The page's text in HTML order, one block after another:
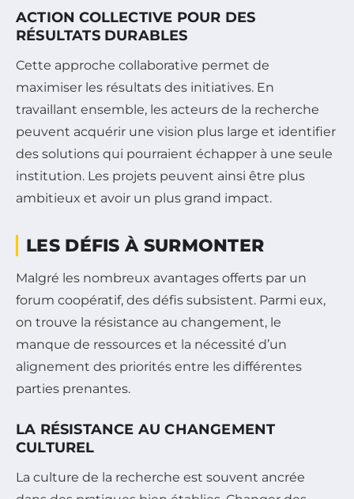
ACTION COLLECTIVE POUR DES
RÉSULTATS DURABLES
Cette approche collaborative permet de
maximiser les résultats des initiatives. En
travaillant ensemble, les acteurs de la recherche
peuvent acquérir une vision plus large et identifier
des solutions qui pourraient échapper à une seule
institution. Les projets peuvent ainsi être plus
ambitieux et avoir un plus grand impact.
LES DÉFIS À SURMONTER
Malgré les nombreux avantages offerts par un
forum coopératif, des défis subsistent. Parmi eux,
on trouve la résistance au changement, le
manque de ressources et la nécessité d’un
alignement des priorités entre les différentes
parties prenantes.
LA RÉSISTANCE AU CHANGEMENT
CULTUREL
La culture de la recherche est souvent ancrée